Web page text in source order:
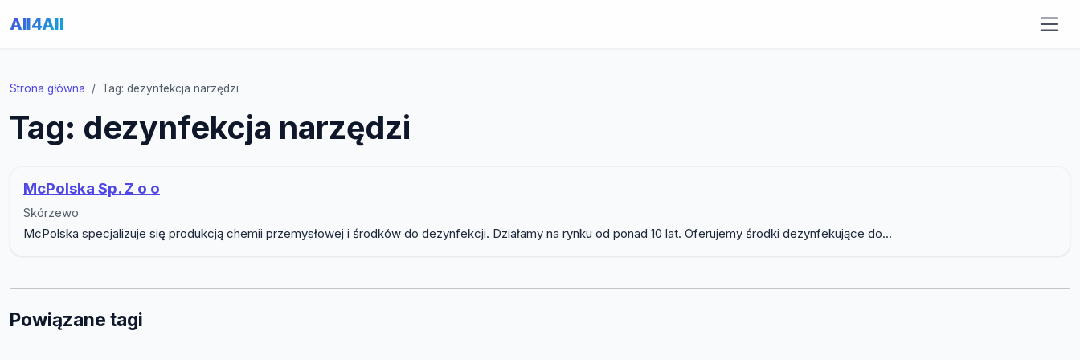
All4All
Strona główna Tag: dezynfekcja narzędzi
Tag: dezynfekcja narzędzi
McPolska Sp. Z o o
Skórzewo
McPolska specjalizuje się produkcją chemii przemysłowej i środków do dezynfekcji. Działamy na rynku od ponad 10 lat. Oferujemy środki dezynfekujące do...
Powiązane tagi